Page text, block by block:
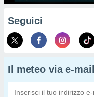
Seguici
Il meteo via e-mail